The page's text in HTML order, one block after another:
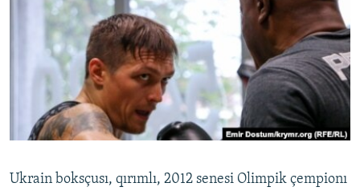
BLOGLAR
Русский
Українською
Ukrain boksçusı, qırımlı, 2012 senesi Olimpik çempionı